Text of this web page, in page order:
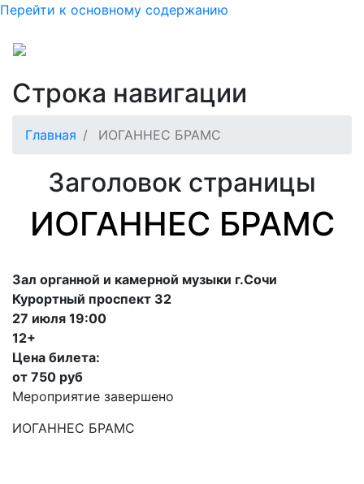
Перейти к основному содержанию
Строка навигации
Главная ИОГАННЕС БРАМС
Заголовок страницы
ИОГАННЕС БРАМС
Зал органной и камерной музыки г.Сочи
Курортный проспект 32
27 июля 19:00
12+
Цена билета:
от 750 руб
Мероприятие завершено
ИОГАННЕС БРАМС